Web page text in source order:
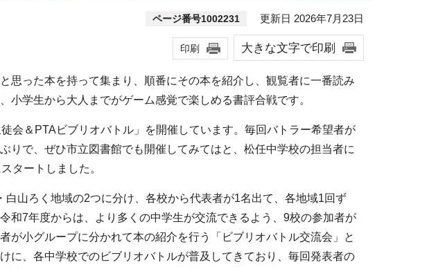
ページ番号1002231 更新日 2026年7月23日
印刷 大きな文字で印刷
思った本を持って集まり、順番にその本を紹介し、観覧者に一番読み
小学生から大人までがゲーム感覚で楽しめる書評合戦です。
会＆PTAビブリオバトル」を開催しています。毎回バトラー希望者が
りで、ぜひ市立図書館でも開催してみてはと、松任中学校の担当者に
タートしました。
山ろく地域の2つに分け、各校から代表者が1名出て、各地域1回ず
和7年度からは、より多くの中学生が交流できるよう、9校の参加者が
が小グループに分かれて本の紹介を行う「ビブリオバトル交流会」と
に、各中学校でのビブリオバトルが普及してきており、毎回発表者の